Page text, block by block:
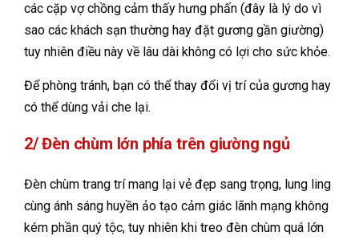
các cặp vợ chồng cảm thấy hưng phấn (đây là lý do vì
sao các khách sạn thường hay đặt gương gần giường)
tuy nhiên điều này về lâu dài không có lợi cho sức khỏe.
Để phòng tránh, bạn có thể thay đổi vị trí của gương hay
có thể dùng vải che lại.
2/ Đèn chùm lớn phía trên giường ngủ
Đèn chùm trang trí mang lại vẻ đẹp sang trọng, lung ling
cùng ánh sáng huyền ảo tạo cảm giác lãnh mạng không
kém phần quý tộc, tuy nhiên khi treo đèn chùm quá lớn